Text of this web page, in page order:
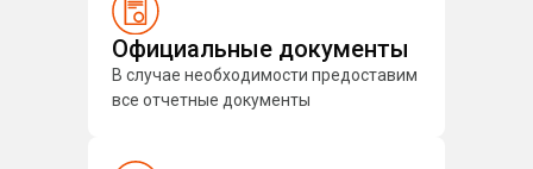
Официальные документы
В случае необходимости предоставим
все отчетные документы